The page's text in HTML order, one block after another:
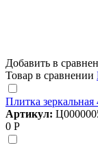
Добавить в
Товар в сравнении
Плитка
Артикул:
0 Р